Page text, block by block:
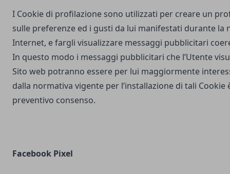
I Cookie di profilazione sono utilizzati per creare un
sulle preferenze ed i gusti da lui manifestati durante la
Internet, e fargli visualizzare messaggi pubblicitari
In questo modo i messaggi pubblicitari che l’Utente
Sito web potranno essere per lui maggiormente
dalla normativa vigente per l’installazione di tali Cookie
preventivo consenso.
Facebook Pixel